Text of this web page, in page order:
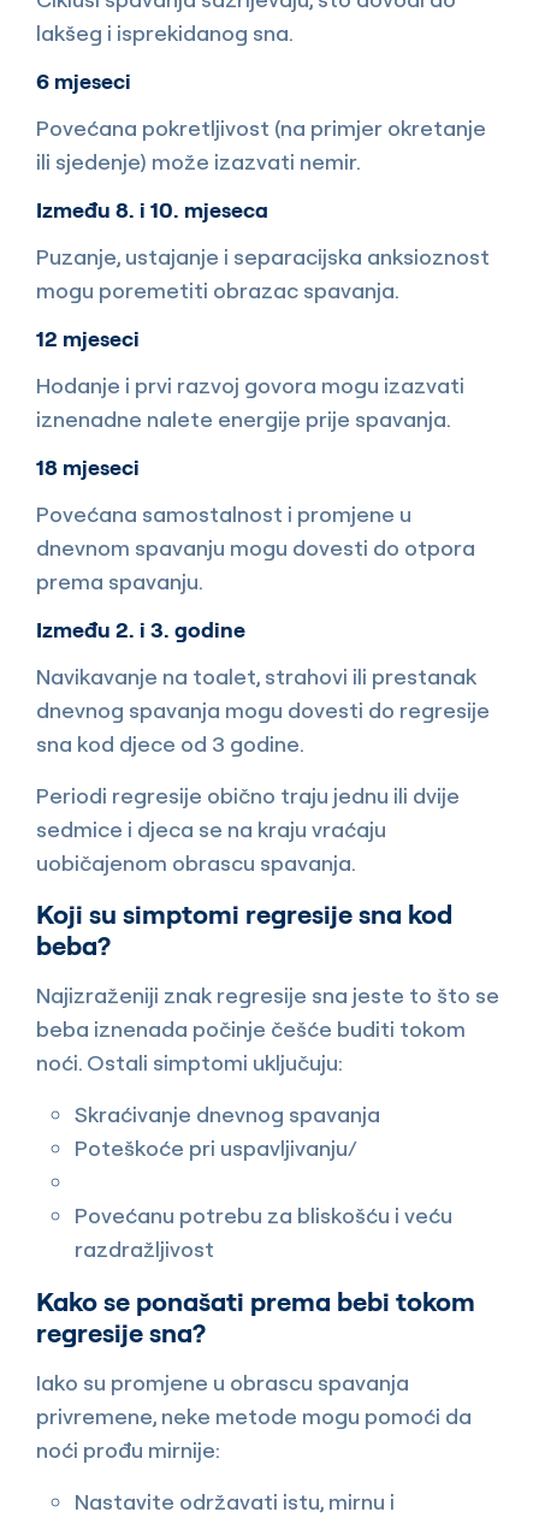
lakšeg i isprekidanog sna.
6 mjeseci
Povećana pokretljivost (na primjer okretanje
ili sjedenje) može izazvati nemir.
Između 8. i 10. mjeseca
Puzanje, ustajanje i separacijska anksioznost
mogu poremetiti obrazac spavanja.
12 mjeseci
Hodanje i prvi razvoj govora mogu izazvati
iznenadne nalete energije prije spavanja.
18 mjeseci
Povećana samostalnost i promjene u
dnevnom spavanju mogu dovesti do otpora
prema spavanju.
Između 2. i 3. godine
Navikavanje na toalet, strahovi ili prestanak
dnevnog spavanja mogu dovesti do regresije
sna kod djece od 3 godine.
Periodi regresije obično traju jednu ili dvije
sedmice i djeca se na kraju vraćaju
uobičajenom obrascu spavanja.
Koji su simptomi regresije sna kod
beba?
Najizraženiji znak regresije sna jeste to što se
beba iznenada počinje češće buditi tokom
noći. Ostali simptomi uključuju:
Skraćivanje dnevnog spavanja
Poteškoće pri uspavljivanju/
Povećanu potrebu za bliskošću i veću
razdražljivost
Kako se ponašati prema bebi tokom
regresije sna?
Iako su promjene u obrascu spavanja
privremene, neke metode mogu pomoći da
noći prođu mirnije:
Nastavite održavati istu, mirnu i